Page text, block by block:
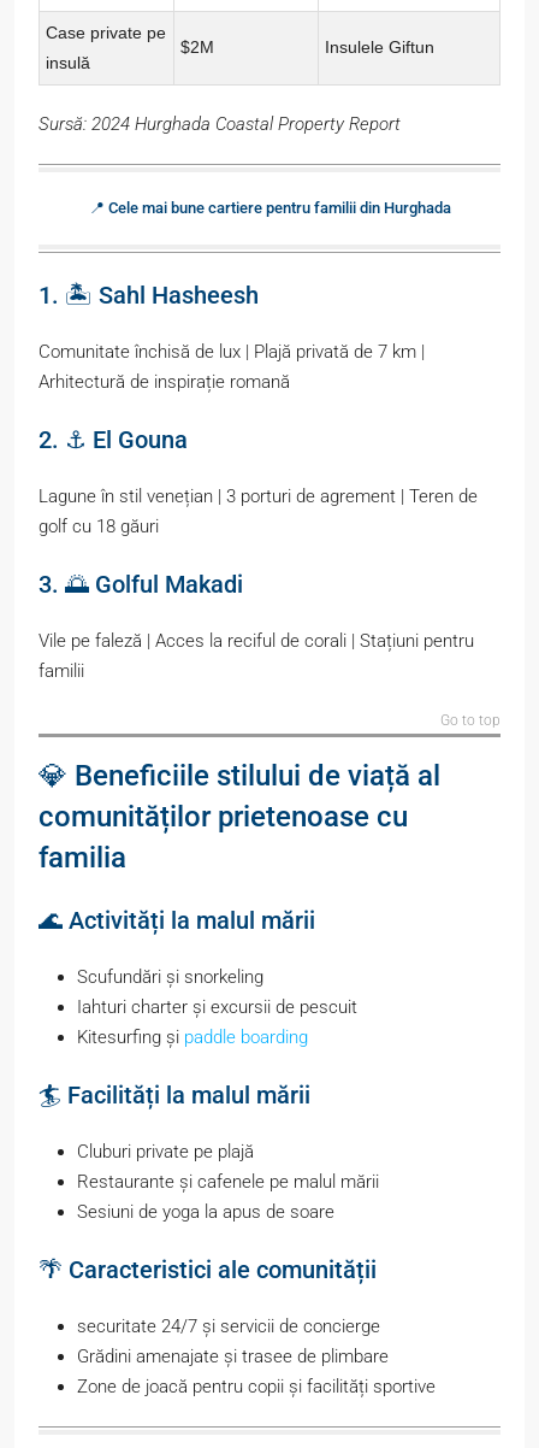
Case private pe
insulă
$2M Insulele Giftun
Sursă: 2024 Hurghada Coastal Property Report
📍 Cele mai bune cartiere pentru familii din Hurghada
1. 🏝️ Sahl Hasheesh
Comunitate închisă de lux | Plajă privată de 7 km |
Arhitectură de inspirație romană
2. ⚓ El Gouna
Lagune în stil venețian | 3 porturi de agrement | Teren de
golf cu 18 găuri
3. 🌅 Golful Makadi
Vile pe faleză | Acces la reciful de corali | Stațiuni pentru
familii
Go to top
💎 Beneficiile stilului de viață al
comunităților prietenoase cu
familia
🌊 Activități la malul mării
Scufundări și snorkeling
Iahturi charter și excursii de pescuit
Kitesurfing și paddle boarding
🏄 Facilități la malul mării
Cluburi private pe plajă
Restaurante și cafenele pe malul mării
Sesiuni de yoga la apus de soare
🌴 Caracteristici ale comunității
securitate 24/7 și servicii de concierge
Grădini amenajate și trasee de plimbare
Zone de joacă pentru copii și facilități sportive